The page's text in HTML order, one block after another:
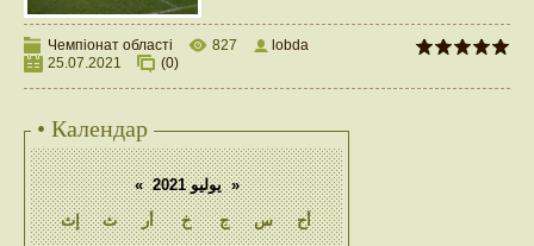
Чемпіонат області 827
lobda
25.07.2021
(0)
• Календар
« يوليو 2021 »
إث
ث أر خ ج س أح